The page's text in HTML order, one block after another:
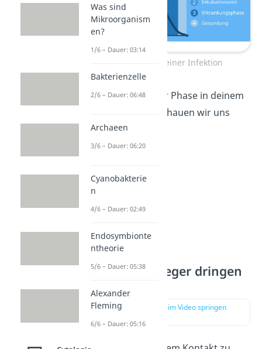
Die 4 Phasen einer Infektion
Was genau in jeder Phase in deinem
Körper passiert, schauen wir uns
jetzt genauer an!
Infektion: Erreger dringen
ein
zur Stelle im Video springen
Was sind
Mikroorganism
en?
1/6 – Dauer: 03:14
Bakterienzelle
2/6 – Dauer: 06:48
Archaeen
3/6 – Dauer: 06:20
Cyanobakterie
n
4/6 – Dauer: 02:49
Endosymbionte
ntheorie
5/6 – Dauer: 05:38
Alexander
Fleming
6/6 – Dauer: 05:16